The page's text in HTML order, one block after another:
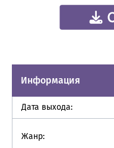
Информация
Дата выхода:
Жанр: